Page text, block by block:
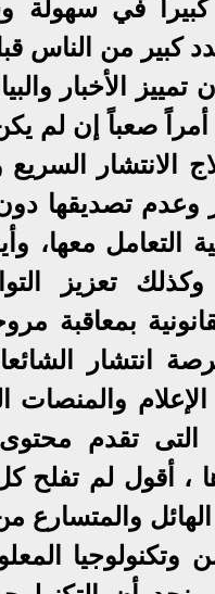
كبيراً في
كبير من الناس
الأخبار
صعباً إن لم
السريع
وعدم تصديقها
معها،
تعزيز
بمعاقبة
انتشار
التى تقدم
، أقول لم
والمتسارع